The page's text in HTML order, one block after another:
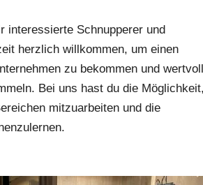
interessierte Schnupperer und
herzlich willkommen, um einen
zu bekommen und
Bei uns hast du die
mitzuarbeiten und die